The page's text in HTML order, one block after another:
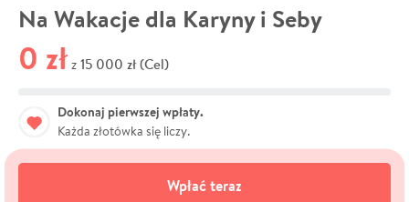
Na Wakacje dla Karyny i Seby
0 zł z 15 000 zł (Cel)
Dokonaj pierwszej wpłaty.
Każda złotówka się liczy.
Wpłać teraz